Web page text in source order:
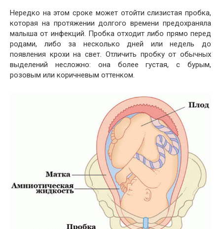
Нередко на этом сроке может отойти слизистая пробка,
которая на протяжении долгого времени предохраняла
малыша от инфекций. Пробка отходит либо прямо перед
родами, либо за несколько дней или недель до
появления крохи на свет. Отличить пробку от обычных
выделений несложно: она более густая, с бурым,
розовым или коричневым оттенком.